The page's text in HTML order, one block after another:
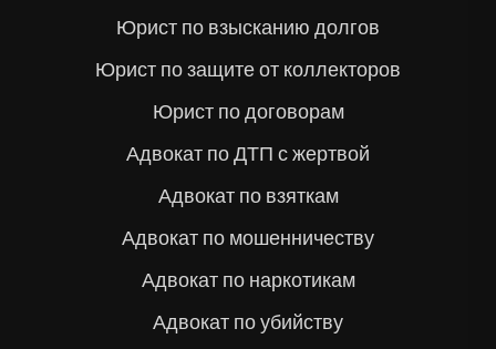
Юрист по взысканию долгов
Юрист по защите от коллекторов
Юрист по договорам
Адвокат по ДТП с жертвой
Адвокат по взяткам
Адвокат по мошенничеству
Адвокат по наркотикам
Адвокат по убийству